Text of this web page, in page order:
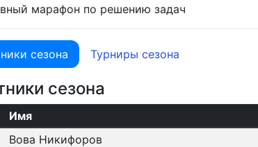
марафон по решению задач
сезона Турниры сезона
сезона
Имя
Вова Никифоров